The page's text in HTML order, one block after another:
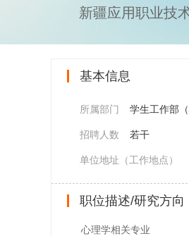
新疆应用职业技
基本信息
所属部门 学生工作部（
招聘人数 若干
单位地址（工作地点）
职位描述/研究方向
心理学相关专业